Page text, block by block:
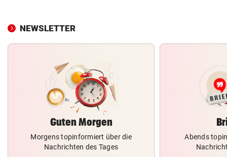
NEWSLETTER
Guten Morgen
Morgens topinformiert über die
Nachrichten des Tages
Abends